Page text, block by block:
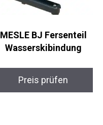
MESLE BJ Fersenteil
Wasserskibindung
Preis prüfen